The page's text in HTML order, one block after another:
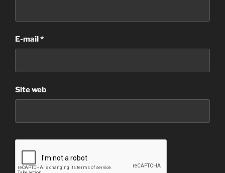
E-mail*
Site web